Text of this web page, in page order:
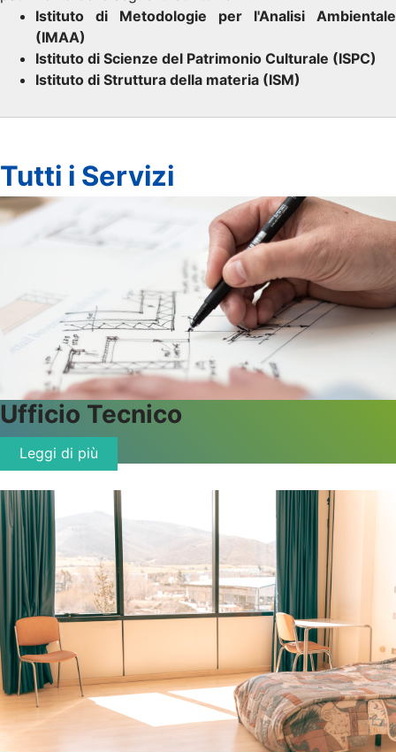
Istituto di Metodologie per l'Analisi Ambientale
(IMAA)
Istituto di Scienze del Patrimonio Culturale (ISPC)
Istituto di Struttura della materia (ISM)
Tutti i Servizi
Ufficio Tecnico
Leggi di più